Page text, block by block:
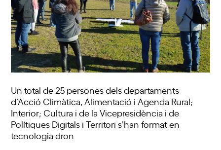
Un total de 25 persones dels departaments
d’Acció Climàtica, Alimentació i Agenda Rural;
Interior; Cultura i de la Vicepresidència i de
Polítiques Digitals i Territori s’han format en
tecnologia dron